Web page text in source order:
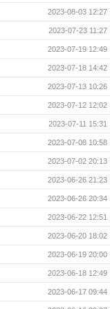
2023-08-03 12:27
2023-07-23 11:27
2023-07-19 12:49
2023-07-18 14:42
2023-07-13 10:26
2023-07-12 12:02
2023-07-11 15:31
2023-07-08 10:58
2023-07-02 20:13
2023-06-26 21:23
2023-06-26 20:34
2023-06-22 12:51
2023-06-20 18:02
2023-06-19 20:00
2023-06-18 12:49
2023-06-17 09:44